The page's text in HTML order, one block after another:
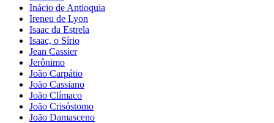
Inácio de Antioquia
Ireneu de Lyon
Isaac da Estrela
Isaac, o Sírio
Jean Cassier
Jerônimo
João Carpátio
João Cassiano
João Clímaco
João Crisóstomo
João Damasceno